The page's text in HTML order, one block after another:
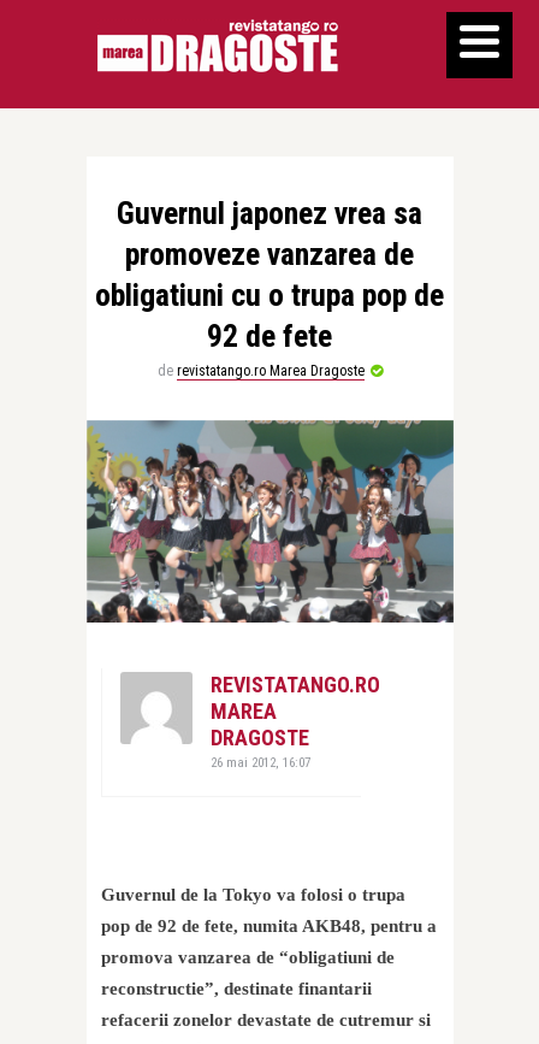
Guvernul japonez vrea sa
promoveze vanzarea de
obligatiuni cu o trupa pop de
92 de fete
de revistatango.ro Marea Dragoste
REVISTATANGO.RO
MAREA
DRAGOSTE
26 mai 2012, 16:07
Guvernul de la Tokyo va folosi o trupa
pop de 92 de fete, numita AKB48, pentru a
promova vanzarea de “obligatiuni de
reconstructie”, destinate finantarii
refacerii zonelor devastate de cutremur si